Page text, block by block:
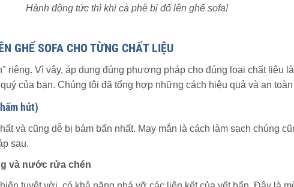
Hành động tức thì khi cà phê bị đổ lên ghế sofa!
GHẾ SOFA CHO TỪNG CHẤT LIỆU
riêng. Vì vậy, áp dụng đúng phương pháp cho đúng loại chất liệu
của bạn. Chúng tôi đã tổng hợp những cách hiệu quả và an
hút)
và cũng dễ bị bám bẩn nhất. May mắn là cách làm sạch chúng
sau.
và nước rửa chén